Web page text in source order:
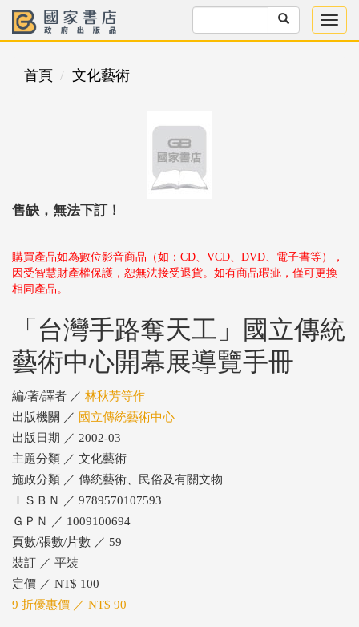
首頁 文化藝術
售缺，無法下訂！
購買產品如為數位影音商品（如：CD、VCD、DVD、電子書等），
因受智慧財產權保護，恕無法接受退貨。如有商品瑕疵，僅可更換
相同產品。
「台灣手路奪天工」國立傳統
藝術中心開幕展導覽手冊
編/著/譯者 ／ 林秋芳等作
出版機關 ／ 國立傳統藝術中心
出版日期 ／ 2002-03
主題分類 ／ 文化藝術
施政分類 ／ 傳統藝術、民俗及有關文物
ＩＳＢＮ ／ 9789570107593
ＧＰＮ ／ 1009100694
頁數/張數/片數 ／ 59
裝訂 ／ 平裝
定價 ／ NT$ 100
9 折優惠價 ／ NT$ 90